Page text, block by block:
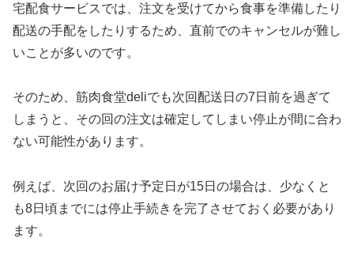
宅配食サービスでは、注文を受けてから食事を準備したり
配送の手配をしたりするため、直前でのキャンセルが難し
いことが多いのです。
そのため、筋肉食堂deliでも次回配送日の7日前を過ぎて
しまうと、その回の注文は確定してしまい停止が間に合わ
ない可能性があります。
例えば、次回のお届け予定日が15日の場合は、少なくと
も8日頃までには停止手続きを完了させておく必要があり
ます。